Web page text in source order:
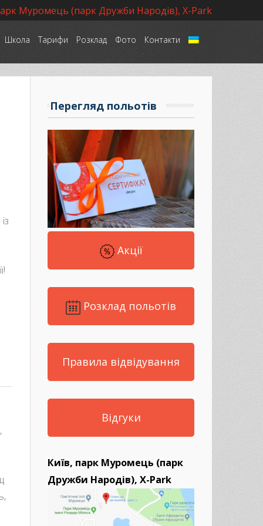
Муромець (парк Дружби Народів), X-Park
Школа Тарифи Розклад Фото Контакти Language
від гравітації!
Перегляд польотів
Акції
Розклад польотів
Правила відвідування
Відгуки
Київ, парк Муромець (парк
Дружби Народів), X-Park